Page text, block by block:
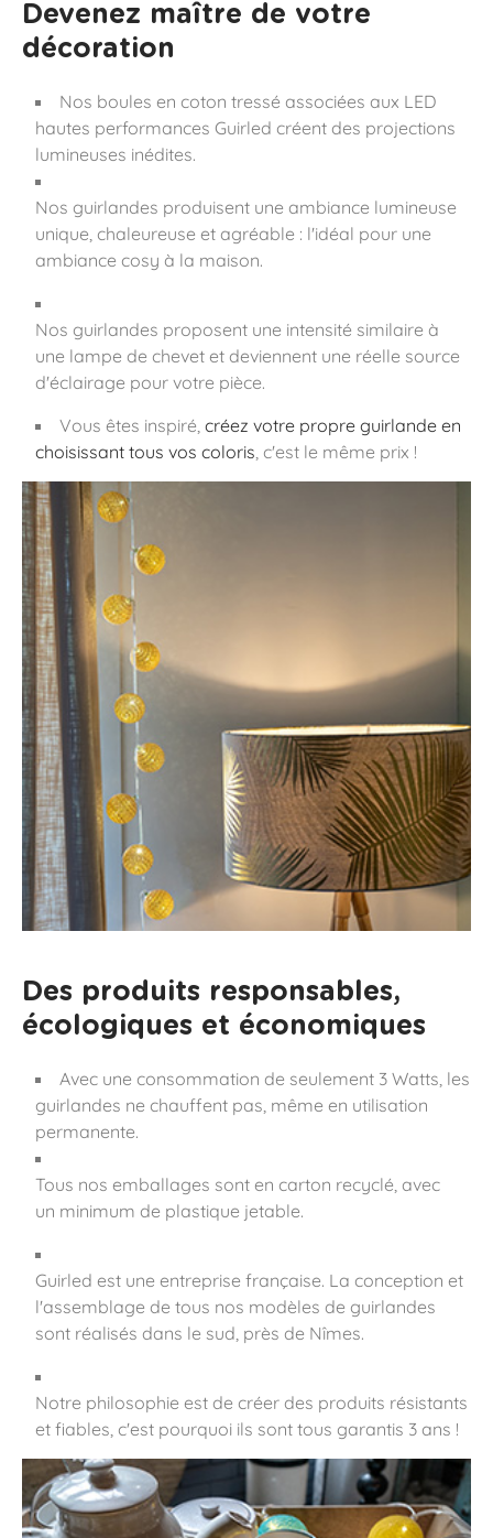
Devenez maître de votre
décoration
Nos boules en coton tressé associées aux LED
hautes performances Guirled créent des projections
lumineuses inédites.
Nos guirlandes produisent une ambiance lumineuse
unique, chaleureuse et agréable : l'idéal pour une
ambiance cosy à la maison.
Nos guirlandes proposent une intensité similaire à
une lampe de chevet et deviennent une réelle source
d'éclairage pour votre pièce.
Vous êtes inspiré, créez votre propre guirlande en
choisissant tous vos coloris, c'est le même prix !
Des produits responsables,
écologiques et économiques
Avec une consommation de seulement 3 Watts, les
guirlandes ne chauffent pas, même en utilisation
permanente.
Tous nos emballages sont en carton recyclé, avec
un minimum de plastique jetable.
Guirled est une entreprise française. La conception et
l'assemblage de tous nos modèles de guirlandes
sont réalisés dans le sud, près de Nîmes.
Notre philosophie est de créer des produits résistants
et fiables, c'est pourquoi ils sont tous garantis 3 ans !